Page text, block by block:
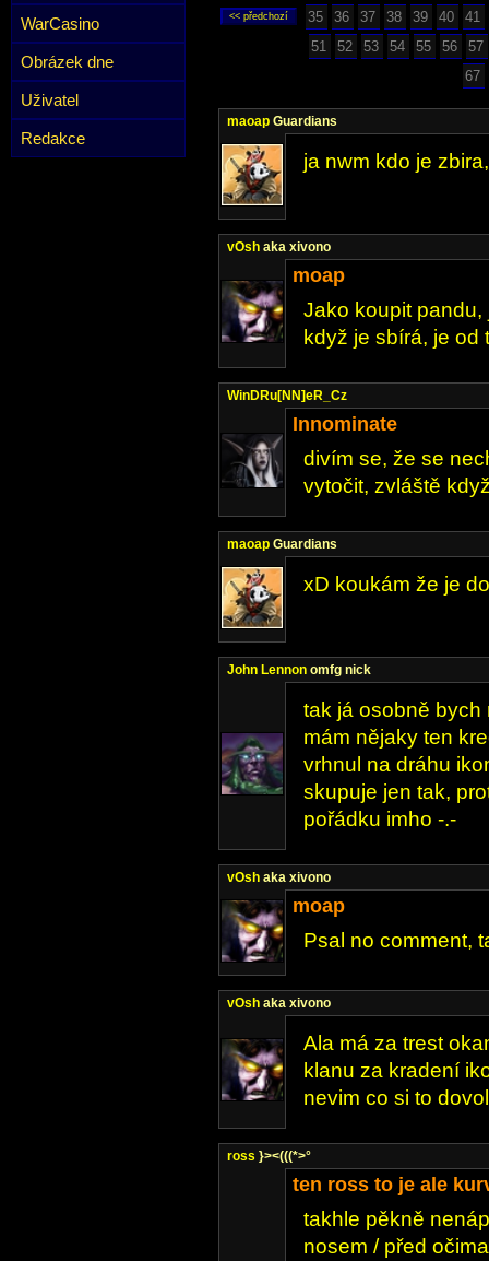
WarCasino
Obrázek dne
Uživatel
Redakce
35
36 37 38 39 40
41
51
52 53 54 55 56
57
67
maoap Guardians
ja nwm kdo je
vOsh aka xivono
moap
Jako koupit pandu,
když je sbírá, je od
WinDRu[NN]eR_Cz
Innominate
divím se, že se
vytočit, zvláště
maoap Guardians
xD koukám že je
John Lennon omfg nick
tak já osobně bych
mám nějaky ten
vrhnul na dráhu
skupuje jen tak,
pořádku imho -.-
vOsh aka xivono
moap
Psal no comment,
vOsh aka xivono
Ala má za trest
klanu za kradení
nevim co si to
ross }><(((*>°
ten ross to je ale
takhle pěkně
nosem / před